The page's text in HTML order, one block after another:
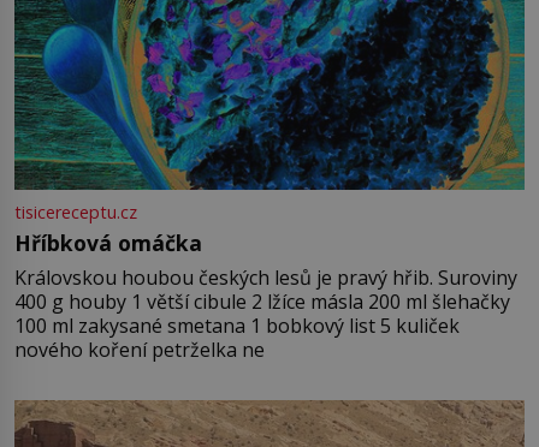
tisicereceptu.cz
Hříbková omáčka
Královskou houbou českých lesů je pravý hřib. Suroviny
400 g houby 1 větší cibule 2 lžíce másla 200 ml šlehačky
100 ml zakysané smetana 1 bobkový list 5 kuliček
nového koření petrželka ne